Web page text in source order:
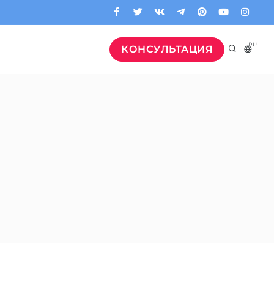
КОНСУЛЬТАЦИЯ RU